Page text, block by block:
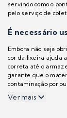
servindo como o
pelo serviço de
É necessário
Embora não seja
cor da lixeira ajuda
correta até o
garante que o
contaminação por
Ver mais